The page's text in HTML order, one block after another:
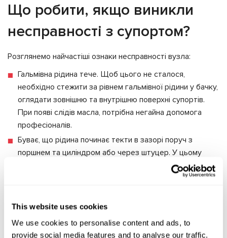
This website uses cookies
We use cookies to personalise content and ads, to
provide social media features and to analyse our traffic.
Що робити, якщо виникли
несправності з супортом?
Розглянемо найчастіші ознаки несправності вузла:
Гальмівна рідина тече. Щоб цього не сталося,
необхідно стежити за рівнем гальмівної рідини у бачку,
оглядати зовнішню та внутрішню поверхні супортів.
При появі слідів масла, потрібна негайна допомога
професіоналів.
Буває, що рідина починає текти в зазорі поруч з
поршнем та циліндром або через штуцер. У цьому
випадку необхідно розібрати агрегат, поміняти ГТВ.
Машину, без видимої причини, веде в сторони після
подібна поведінка авто може говорити про різницю
гальмівних зусиль. Причина несправності –
заклинювання гальмівного супорта.